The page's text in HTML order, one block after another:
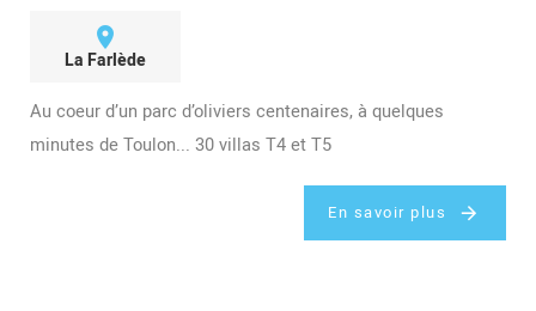
place
La Farlède
Au coeur d’un parc d’oliviers centenaires, à quelques
minutes de Toulon... 30 villas T4 et T5
En savoir plus